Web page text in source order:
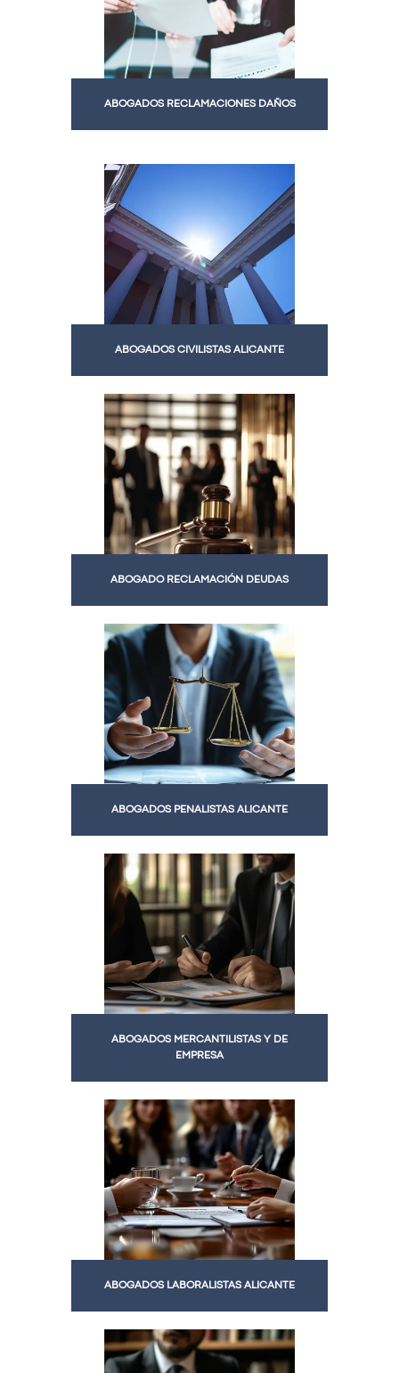
ABOGADOS RECLAMACIONES DAÑOS
ABOGADOS CIVILISTAS ALICANTE
ABOGADO RECLAMACIÓN DEUDAS
ABOGADOS PENALISTAS ALICANTE
ABOGADOS MERCANTILISTAS Y DE
EMPRESA
ABOGADOS LABORALISTAS ALICANTE